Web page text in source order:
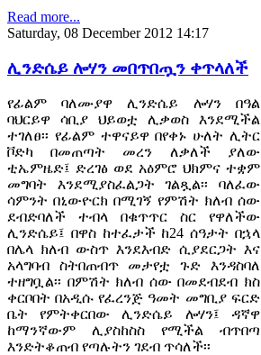
Read more...
Saturday, 08 December 2012 14:17
ሊንድሴይ ሎሃን መበጥበጧን ቀጥላለች
የፊልም ባለሙያዋ ሊንድሴይ ሎሃን በዓል
ባህርይዋ ሳቢያ ህይወቷ ሊቃወስ እንደሚችል
ተገለፀ፡፡ የፊልም ተዋናይዋ በየቀኑ ሁለት ሊትር
ቮድካ በመጠጣት መረን ለቃለች ያለው
ቲኤምዜድ፤ ድረገፅ ወደ አዕምሮ ህክምና ተቋም
መግባት እንደሚያስፈልጋት ገልጿል፡፡ ባለፈው
ሳምንት በኒውዮርክ በሚገኝ የምሽት ክለብ ሰው
ደብድባለች ተብላ በቁጥጥር ስር የዋለችው
ሊንድሴይ፤ በዋስ ከተፈታች ከ24 ሰዓታት በኋላ
በሌላ ክለብ ውስጥ እንደእብድ ሲያደርጋት እና
አላግባብ ስትበጠብጥ መታየቷ ጉድ እንዳስባለ
ተዘግቧል፡፡ በምሽት ክለብ ሰው በመደብደብ ክስ
ቀርቦበት በአዲሱ የፈረንጅ ዓመት መግቢያ ፍርድ
ቤት የምትቀርበው ሊንድሴይ ሎሃን፤ ዳኛዋ
ከማንኛውም ሊያስከስስ የሚችል ብጥበጣ
እንድትቆጠብ የጣሉትን ገደብ ጥሳለች፡፡